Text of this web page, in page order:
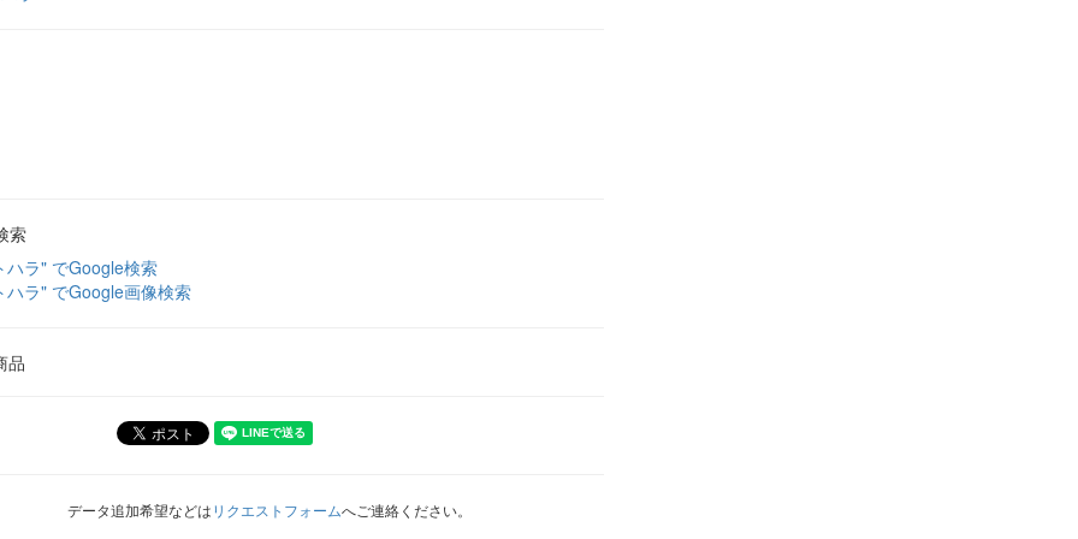
索
ハラ" でGoogle検索
ハラ" でGoogle画像検索
品
データ追加希望などはリクエストフォームへご連絡ください。